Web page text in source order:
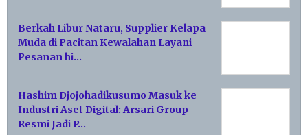
Berkah Libur Nataru, Supplier Kelapa
Muda di Pacitan Kewalahan Layani
Pesanan hi…
Hashim Djojohadikusumo Masuk ke
Industri Aset Digital: Arsari Group
Resmi Jadi P…